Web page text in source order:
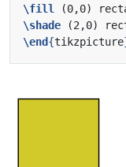
\fill (0,0)
\shade (2,0)
\end{tikzpicture